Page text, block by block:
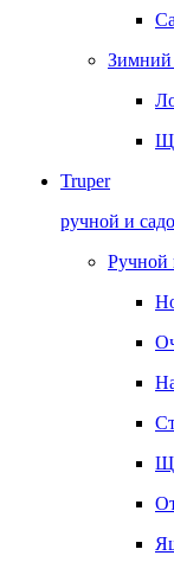
Зимний
Truper
ручной и
Ручной